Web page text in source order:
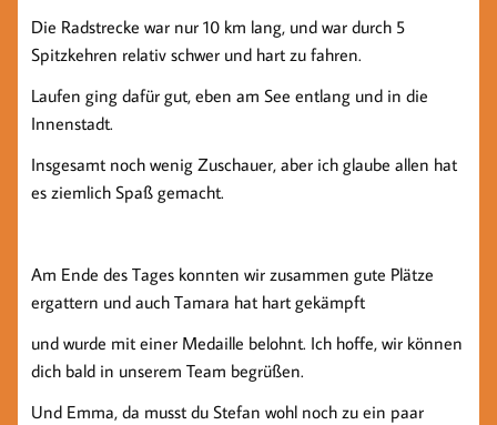
Die Radstrecke war nur 10 km lang, und war durch 5
Spitzkehren relativ schwer und hart zu fahren.
Laufen ging dafür gut, eben am See entlang und in die
Innenstadt.
Insgesamt noch wenig Zuschauer, aber ich glaube allen hat
es ziemlich Spaß gemacht.
Am Ende des Tages konnten wir zusammen gute Plätze
ergattern und auch Tamara hat hart gekämpft
und wurde mit einer Medaille belohnt. Ich hoffe, wir können
dich bald in unserem Team begrüßen.
Und Emma, da musst du Stefan wohl noch zu ein paar